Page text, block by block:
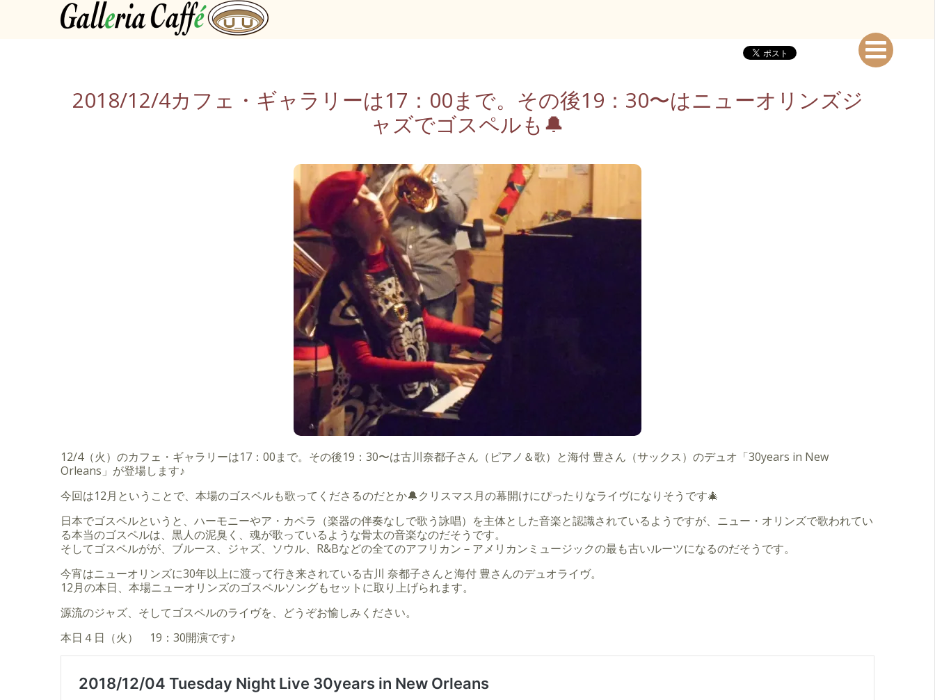
2018/12/4カフェ・ギャラリーは17：00まで。その後19：30〜はニューオリンズジ
ャズでゴスペルも🔔
12/4（火）のカフェ・ギャラリーは17：00まで。その後19：30〜は古川奈都子さん（ピアノ＆歌）と海付 豊さん（サックス）のデュオ「30years in New
Orleans」が登場します♪
今回は12月ということで、本場のゴスペルも歌ってくださるのだとか🔔クリスマス月の幕開けにぴったりなライヴになりそうです🎄
日本でゴスペルというと、ハーモニーやア・カペラ（楽器の伴奏なしで歌う詠唱）を主体とした音楽と認識されているようですが、ニュー・オリンズで歌われてい
る本当のゴスペルは、黒人の泥臭く、魂が歌っているような骨太の音楽なのだそうです。
そしてゴスペルがが、ブルース、ジャズ、ソウル、R&Bなどの全てのアフリカン－アメリカンミュージックの最も古いルーツになるのだそうです。
今宵はニューオリンズに30年以上に渡って行き来されている古川 奈都子さんと海付 豊さんのデュオライヴ。
12月の本日、本場ニューオリンズのゴスペルソングもセットに取り上げられます。
源流のジャズ、そしてゴスペルのライヴを、どうぞお愉しみください。
本日４日（火） 19：30開演です♪